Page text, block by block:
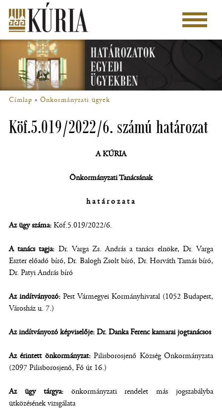
tartalomra
Főmenü
Címlap Önkormányzati ügyek
Köf.5.019/2022/6. számú határozat
A KÚRIA
Önkormányzati Tanácsának
határozata
Az ügy száma:Köf.5.019/2022/6.
A tanács tagja: Dr. Varga Zs. András a tanács elnöke, Dr. Varga
Eszter előadó bíró, Dr. Balogh Zsolt bíró, Dr. Horváth Tamás bíró,
Dr. Patyi András bíró
Az indítványozó: Pest Vármegyei Kormányhivatal (1052 Budapest,
Városház u. 7.)
Az indítványozó képviselője: Dr. Danka Ferenc kamarai jogtanácsos
Az érintett önkormányzat:Pilisborosjenő Község Önkormányzata
(2097 Pilisborosjenő, Fő út 16.)
Az ügy tárgya:önkormányzati rendelet más jogszabályba
ütközésének vizsgálata